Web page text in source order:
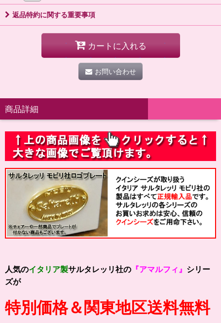
返品特約に関する重要事項
カートに入れる
お問い合わせ
商品詳細
人気のイタリア製サルタレッリ社の 『アマルフィ』 シリー
ズが
特別価格＆関東地区送料無料